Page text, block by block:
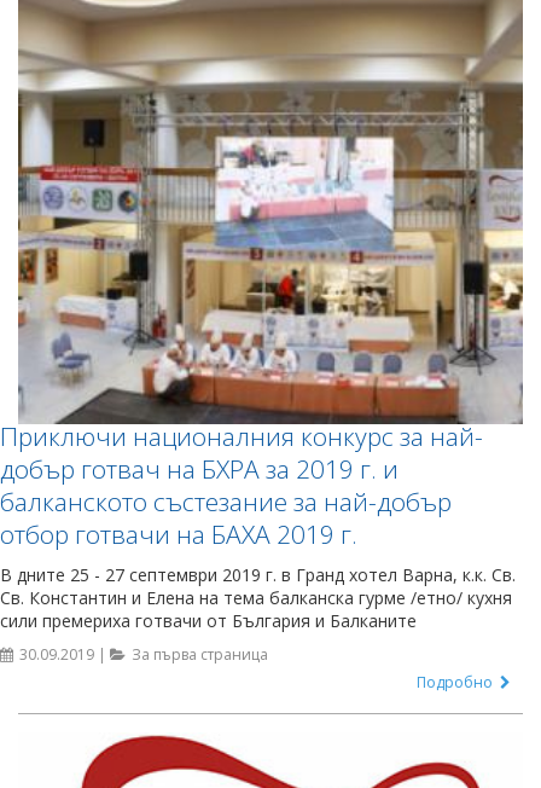
Приключи националния конкурс за най-
добър готвач на БХРА за 2019 г. и
балканското състезание за най-добър
отбор готвачи на БАХА 2019 г.
В дните 25 - 27 септември 2019 г. в Гранд хотел Варна, к.к. Св.
Св. Константин и Елена на тема балканска гурме /етно/ кухня
сили премериха готвачи от България и Балканите
30.09.2019 |
За първа страница
Подробно